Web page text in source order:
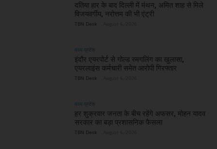
दतिया हार के बाद दिल्ली में मंथन, अमित शाह से मिले
विजयवर्गीय, नरोत्तम की भी एंट्री
TBN Desk
मध्य प्रदेश
इंदौर एयरपोर्ट से गोल्ड स्मगलिंग का खुलासा,
एयरलाइंस कर्मचारी समेत आरोपी गिरफ्तार
TBN Desk
मध्य प्रदेश
हर शुक्रवार जनता के बीच रहेंगे अफसर, मोहन यादव
सरकार का बड़ा प्रशासनिक फैसला
TBN Desk